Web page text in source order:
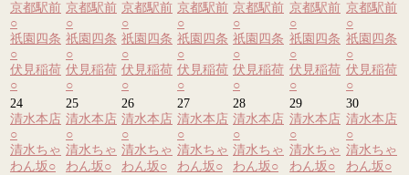
京都駅前
○
祇園四条
○
伏見稲荷
○
京都駅前
○
祇園四条
○
伏見稲荷
○
京都駅前
○
祇園四条
○
伏見稲荷
○
京都駅前
○
祇園四条
○
伏見稲荷
○
京都駅前
○
祇園四条
○
伏見稲荷
○
京都駅前
○
祇園四条
○
伏見稲荷
○
京都駅前
○
祇園四条
○
伏見稲荷
○
24
清水本店
○
清水ちゃ
わん坂○
25
清水本店
○
清水ちゃ
わん坂○
26
清水本店
○
清水ちゃ
わん坂○
27
清水本店
○
清水ちゃ
わん坂○
28
清水本店
○
清水ちゃ
わん坂○
29
清水本店
○
清水ちゃ
わん坂○
30
清水本店
○
清水ちゃ
わん坂○